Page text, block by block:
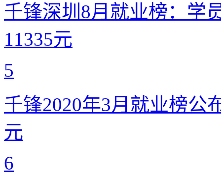
千锋深圳8月就业榜：学
11335元
5
千锋2020年3月就业榜公
元
6